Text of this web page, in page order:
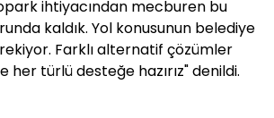
ihtiyacından mecburen bu
kaldık. Yol konusunun belediye
Farklı alternatif çözümler
her türlü desteğe hazırız" denildi.